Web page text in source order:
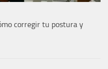
corregir tu postura y